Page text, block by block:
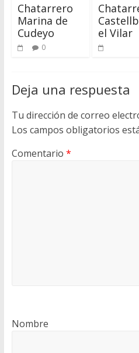
Chatarrero
Marina de
Cudeyo
0
el Vilar
Deja una respuesta
Tu dirección de correo
Los campos obligatorios
Comentario *
Nombre